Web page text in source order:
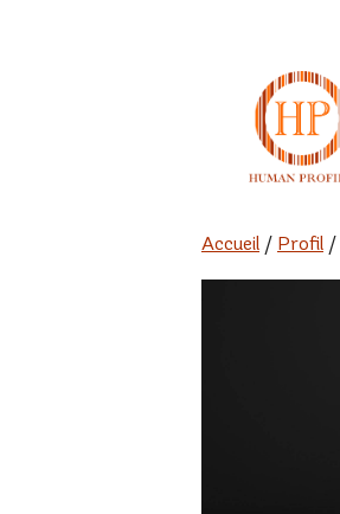
contenu
Accueil / Profil /